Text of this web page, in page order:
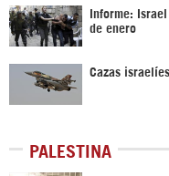
Informe:
de enero
Cazas
PALESTINA